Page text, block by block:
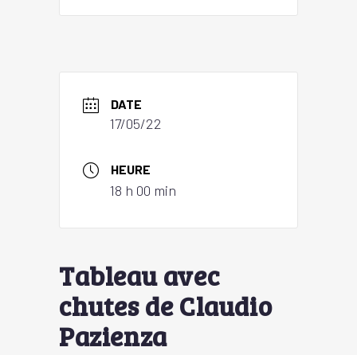
DATE
17/05/22
HEURE
18 h 00 min
Tableau avec
chutes de Claudio
Pazienza